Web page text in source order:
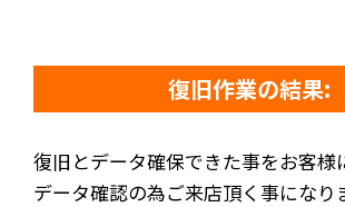
復旧作業の結果:
復旧とデータ確保できた事をお客様
データ確認の為ご来店頂く事になり